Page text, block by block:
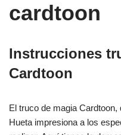
cardtoon
Instrucciones
Cardtoon
El truco de magia
Hueta impresiona a los